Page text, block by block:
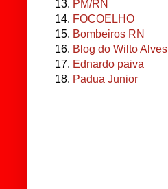
13. PM/RN
14. FOCOELHO
15. Bombeiros RN
16. Blog do Wilto Alves
17. Ednardo paiva
18. Padua Junior